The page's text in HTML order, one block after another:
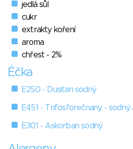
jedlá sůl
cukr
extrakty koření
aroma
chřest - 2%
Éčka
E250 - Dusitan sodný
E451 - Trifosforečnany - sodný
E301 - Askorban sodný